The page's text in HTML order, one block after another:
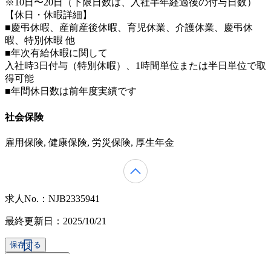
※10日〜20日（下限日数は、入社半年経過後の付与日数）
【休日・休暇詳細】
■慶弔休暇、産前産後休暇、育児休業、介護休業、慶弔休
暇、特別休暇 他
■年次有給休暇に関して
入社時3日付与（特別休暇）、1時間単位または半日単位で取
得可能
■年間休日数は前年度実績です
社会保険
雇用保険, 健康保険, 労災保険, 厚生年金
求人No.：NJB2335941
最終更新日：2025/10/21
保存する